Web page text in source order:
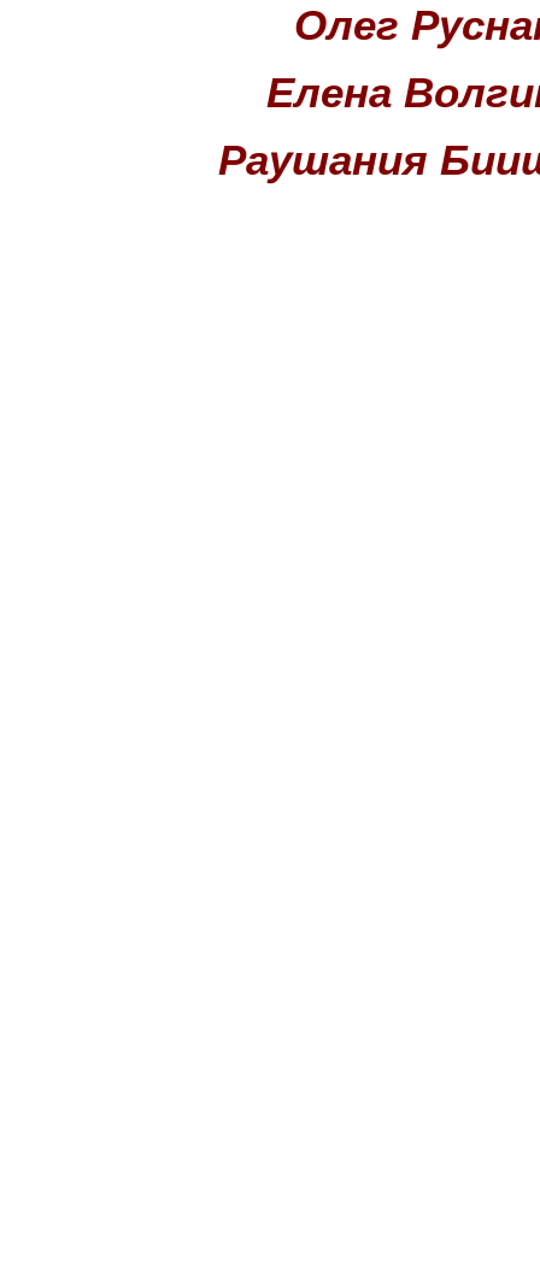
Олег
Елена
Раушания